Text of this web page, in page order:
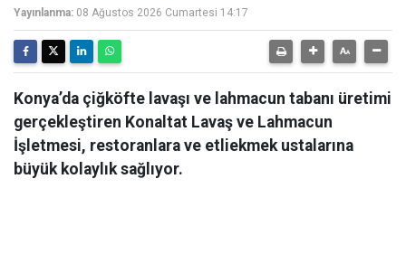
Yayınlanma: 08 Ağustos 2026 Cumartesi 14:17
Konya’da çiğköfte lavaşı ve lahmacun tabanı üretimi
gerçekleştiren Konaltat Lavaş ve Lahmacun
İşletmesi, restoranlara ve etliekmek ustalarına
büyük kolaylık sağlıyor.